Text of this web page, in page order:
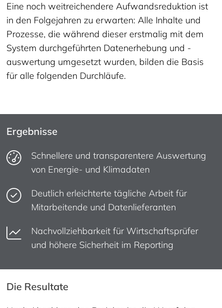
Eine noch weitreichendere Aufwandsreduktion ist
in den Folgejahren zu erwarten: Alle Inhalte und
Prozesse, die während dieser erstmalig mit dem
System durchgeführten Datenerhebung und -
auswertung umgesetzt wurden, bilden die Basis
für alle folgenden Durchläufe.
Ergebnisse
Schnellere und transparentere Auswertung
von Energie- und Klimadaten
Deutlich erleichterte tägliche Arbeit für
Mitarbeitende und Datenlieferanten
Nachvollziehbarkeit für Wirtschaftsprüfer
und höhere Sicherheit im Reporting
Die Resultate